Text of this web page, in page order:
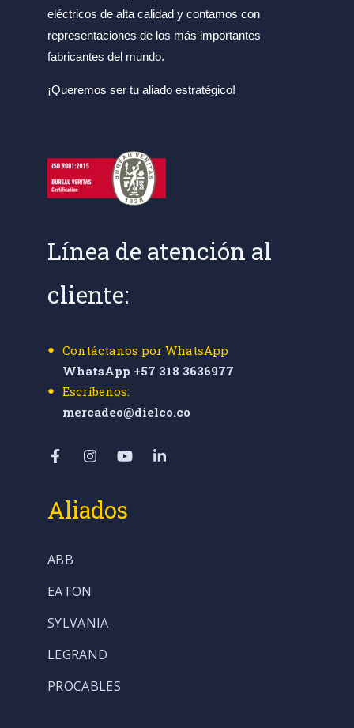
eléctricos de alta calidad y contamos con
representaciones de los más importantes
fabricantes del mundo.
¡Queremos ser tu aliado estratégico!
Línea de atención al
cliente:
Contáctanos por WhatsApp
WhatsApp +57 318 3636977
Escríbenos:
mercadeo@dielco.co
Aliados
ABB
EATON
SYLVANIA
LEGRAND
PROCABLES